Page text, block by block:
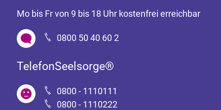
Mo bis Fr von 9 bis 18 Uhr kostenfrei erreichbar
0800 50 40 60 2
TelefonSeelsorge®
0800 - 1110111
0800 - 1110222